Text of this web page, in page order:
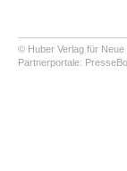
© Huber Verlag für Neue
Partnerportale: